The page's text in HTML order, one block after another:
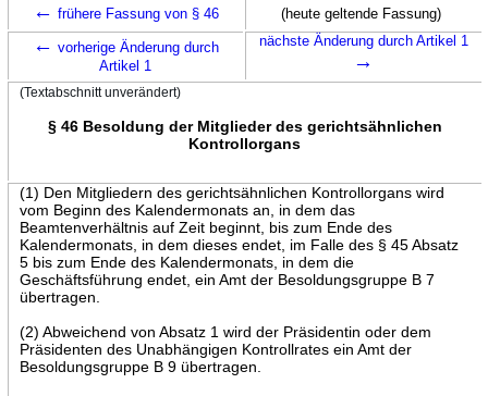
← frühere Fassung von § 46 (heute geltende Fassung)
← vorherige Änderung durch
Artikel 1
nächste Änderung durch Artikel 1
→
(Textabschnitt unverändert)
§ 46 Besoldung der Mitglieder des gerichtsähnlichen
Kontrollorgans
(1) Den Mitgliedern des gerichtsähnlichen Kontrollorgans wird
vom Beginn des Kalendermonats an, in dem das
Beamtenverhältnis auf Zeit beginnt, bis zum Ende des
Kalendermonats, in dem dieses endet, im Falle des § 45 Absatz
5 bis zum Ende des Kalendermonats, in dem die
Geschäftsführung endet, ein Amt der Besoldungsgruppe B 7
übertragen.
(2) Abweichend von Absatz 1 wird der Präsidentin oder dem
Präsidenten des Unabhängigen Kontrollrates ein Amt der
Besoldungsgruppe B 9 übertragen.